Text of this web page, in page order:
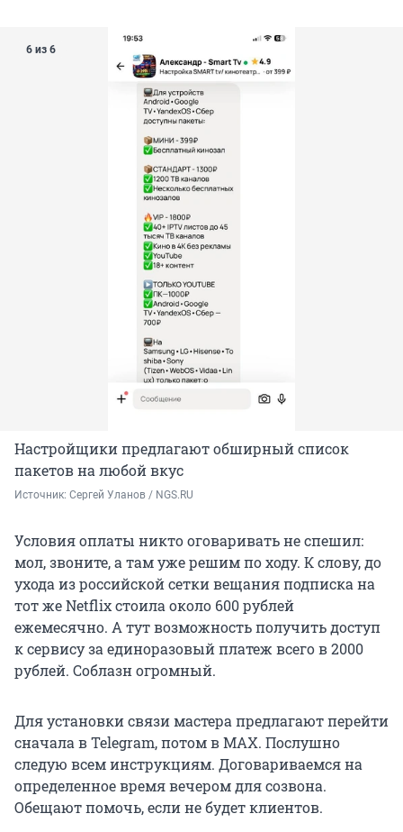
6 из 6
Настройщики предлагают обширный список
пакетов на любой вкус
Источник: Сергей Уланов / NGS.RU
Условия оплаты никто оговаривать не спешил:
мол, звоните, а там уже решим по ходу. К слову, до
ухода из российской сетки вещания подписка на
тот же Netflix стоила около 600 рублей
ежемесячно. А тут возможность получить доступ
к сервису за единоразовый платеж всего в 2000
рублей. Соблазн огромный.
Для установки связи мастера предлагают перейти
сначала в Telegram, потом в МАХ. Послушно
следую всем инструкциям. Договариваемся на
определенное время вечером для созвона.
Обещают помочь, если не будет клиентов.